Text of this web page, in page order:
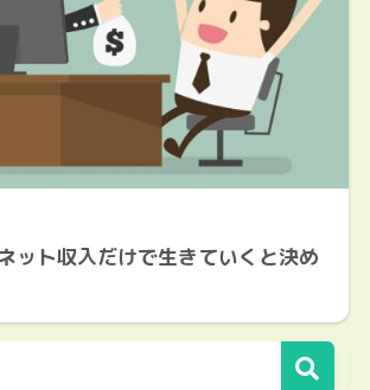
ット収入だけで生きていくと決め